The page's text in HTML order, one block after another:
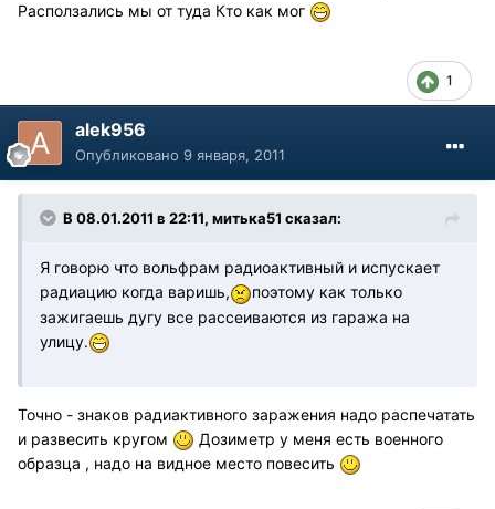
Расползались мы от туда Кто как мог
1
alek956
Опубликовано 9 января, 2011
В 08.01.2011 в 22:11, митька51 сказал:
Я говорю что вольфрам радиоактивный и испускает
радиацию когда варишь,
поэтому как только
зажигаешь дугу все рассеиваются из гаража на
улицу.
Точно - знаков радиактивного заражения надо распечатать
и развесить кругом
Дозиметр у меня есть военного
образца , надо на видное место повесить